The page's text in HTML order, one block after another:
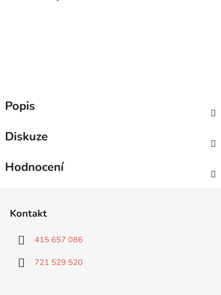
Popis
Diskuze
Hodnocení
Kontakt
415 657 086
721 529 520